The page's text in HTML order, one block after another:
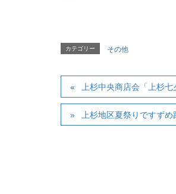
カテゴリー その他
上杉中央商店会「上杉
上杉地区夏祭りですず